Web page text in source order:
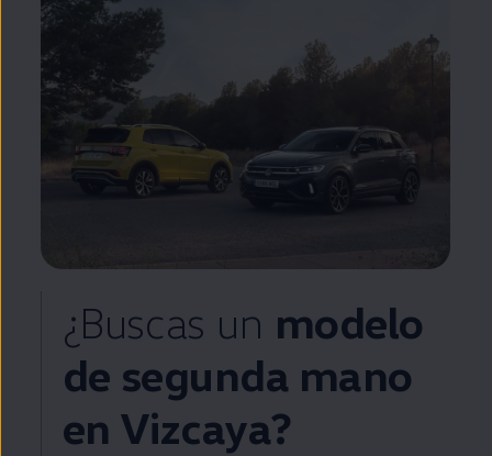
¿Buscas un modelo
de segunda mano
en Vizcaya?